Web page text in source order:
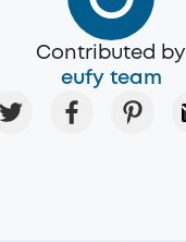
Contributed by
eufy team